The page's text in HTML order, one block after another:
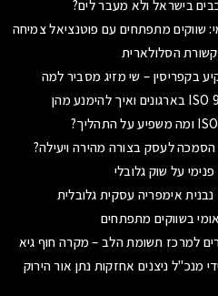
בישראל ולא מעבר לים?
שווקים מתפתחים עם פוטנציאל צמיחה
הסלולארית
בקפריסין – שי מזיג מסביר למה
על שוק גלובלי
אימפריה עסקית גלובלית
בשווקים מתפתחים
למרכז תשומת הלב – מקרה חוף גיא
דוידי מנכ"ל ניצנים אחזקות נתן אור הירוק